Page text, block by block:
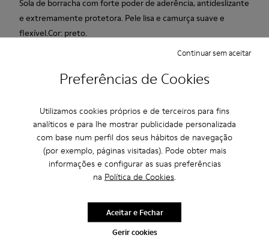
Preferências de Cookies
Utilizamos cookies próprios e de terceiros para fins
analíticos e para lhe mostrar publicidade personalizada
com base num perfil dos seus hábitos de navegação
(por exemplo, páginas visitadas). Pode obter mais
informações e configurar as suas preferências
na Política de Cookies.
Gerir cookies
Continuar sem aceitar
Aceitar e Fechar
Sola de borracha com forte poder de aderência, antideslizante
e extremamente protetora. Pele lisa e camurça suave e
flexível.Cor: preto.
Forro: 60% Poliéster - 40% Pele Suína
Os nossos sapatos são fabricados com materiais
cuidadosamente selecionados de alta qualidade. Utilizando os
produtos de cuidados do calçado corretos, vais protegê-los e
Para instruções detalhadas sobre como cuidar do teu par,
Guia de Cuidados para Sapatos
Saldos: Obtém um desconto extra de
Isso mesmo. Como parte da nossa comunidade, vais receber
vantagens como descontos exclusivos, acesso antecipado e